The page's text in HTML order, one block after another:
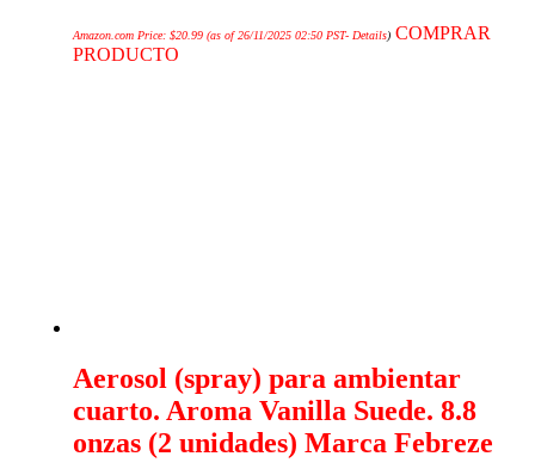
Amazon.com Price:$20.99 (as of 26/11/2025 02:50 PST- Details) COMPRAR
PRODUCTO
Aerosol (spray) para ambientar
cuarto. Aroma Vanilla Suede. 8.8
onzas (2 unidades) Marca Febreze